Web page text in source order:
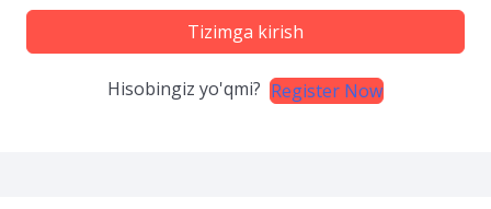
Tizimga kirish
Hisobingiz yo'qmi? Register Now